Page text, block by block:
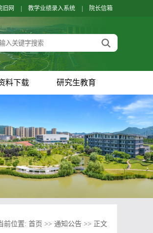
旧网 教学业绩录入系统 院长信箱
料下载 研究生教育
前位置: 首页 >> 通知公告 >> 正文